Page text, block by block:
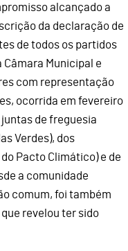
alcançado a
da declaração de
de todos os partidos
Municipal e
com representação
ocorrida em fevereiro
juntas de freguesia
Verdes), dos
Pacto Climático) e de
a comunidade
comum, foi também
revelou ter sido